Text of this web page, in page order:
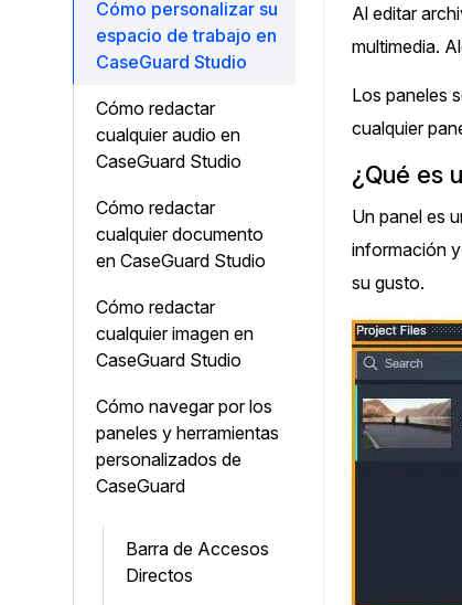
¿Necesitas redactar una gran
archivos? Podemos ayudarte
Cómo personalizar su
espacio de trabajo en
CaseGuard Studio
Cómo redactar
cualquier audio en
CaseGuard Studio
Cómo redactar
cualquier documento
en CaseGuard Studio
Cómo redactar
cualquier imagen en
CaseGuard Studio
Cómo navegar por los
paneles y herramientas
personalizados de
CaseGuard
Barra de Accesos
Directos
Al editar
multimedia.
Los paneles
cualquier
¿Qué es
Un panel es
información
su gusto.